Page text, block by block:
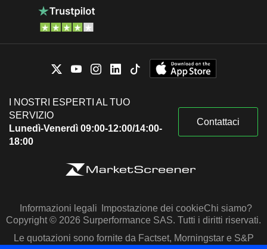
I NOSTRI ESPERTI AL TUO
SERVIZIO
Lunedì-Venerdì 09:00-12:00/14:00-
18:00
Contattaci
Informazioni legali Impostazione dei cookieChi siamo?
Copyright © 2026 Surperformance SAS. Tutti i diritti riservati.
Le quotazioni sono fornite da Factset, Morningstar e S&P